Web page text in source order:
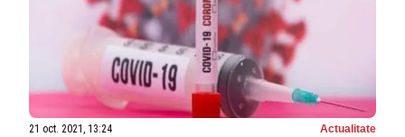
21 oct. 2021, 13:24 Actualitate